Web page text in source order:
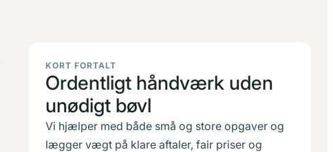
KORT FORTALT
Ordentligt håndværk uden
unødigt bøvl
Vi hjælper med både små og store opgaver og
lægger vægt på klare aftaler, fair priser og